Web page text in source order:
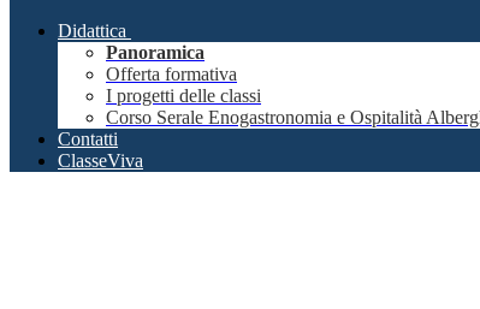
Didattica
Panoramica
Offerta formativa
I progetti delle classi
Corso Serale Enogastronomia e Ospitalità
Contatti
ClasseViva